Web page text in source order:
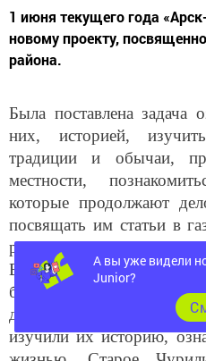
новому проекту,
района.
них, историей,
традиции и обычаи,
местности,
которые продолжают
посвящать им статьи в
размещать на сайте и в
В газете «Арча
была открыта
деревням и селам
изучили их историю,
жизнью. Старое
Айван, Янга-Сала,
А вы уже видели
Junior?